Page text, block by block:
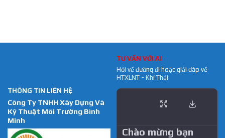
THÔNG TIN LIÊN HỆ
Công Ty TNHH Xây Dựng Và
Kỹ Thuật Môi Trường Bình
Minh
TƯ VẤN VỚI AI
Hỏi về đường đi hoặc giải đáp về
HTXLNT - Khí Thải
Chào mừng bạn